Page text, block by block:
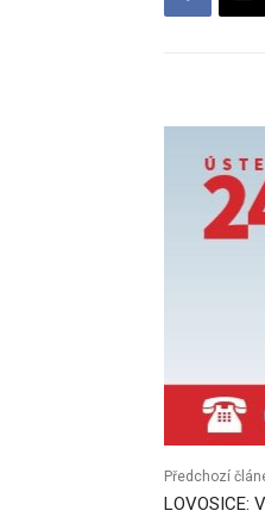
Předchozí
LOVOSICE: